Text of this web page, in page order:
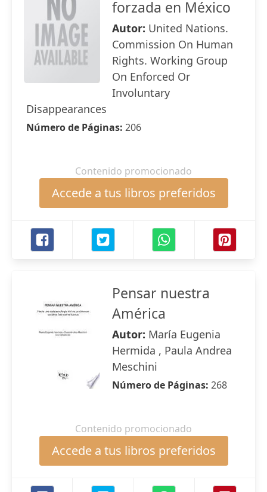
forzada en México
Autor: United Nations.
Commission On Human
Rights. Working Group
On Enforced Or
Involuntary
Disappearances
Número de Páginas: 206
Contenido promocionado
Accede a tus libros preferidos
Pensar nuestra
América
Autor: María Eugenia
Hermida , Paula Andrea
Meschini
Número de Páginas: 268
Contenido promocionado
Accede a tus libros preferidos